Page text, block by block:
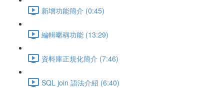
新增功能簡介 (0:45)
編輯暱稱功能 (13:29)
資料庫正規化簡介 (7:46)
SQL join 語法介紹 (6:40)